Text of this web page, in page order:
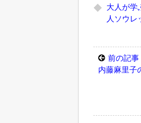
大人が
人ソウ
前の記事
内藤麻里子